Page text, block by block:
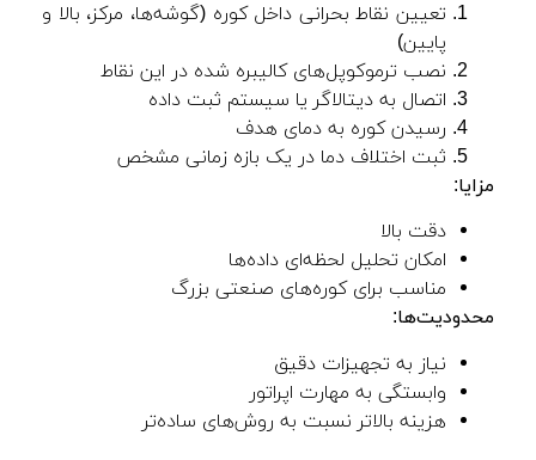
تعیین نقاط بحرانی داخل کوره (گوشه‌ها، مرکز، بالا و
پایین)
نصب ترموکوپل‌های کالیبره شده در این نقاط
اتصال به دیتالاگر یا سیستم ثبت داده
رسیدن کوره به دمای هدف
ثبت اختلاف دما در یک بازه زمانی مشخص
مزایا:
دقت بالا
امکان تحلیل لحظه‌ای داده‌ها
مناسب برای کوره‌های صنعتی بزرگ
محدودیت‌ها:
نیاز به تجهیزات دقیق
وابستگی به مهارت اپراتور
هزینه بالاتر نسبت به روش‌های ساده‌تر